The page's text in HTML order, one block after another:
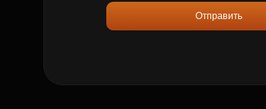
Отправить